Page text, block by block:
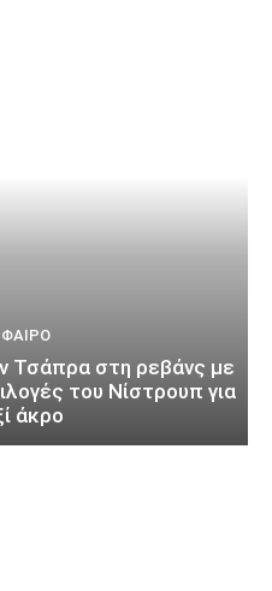
Τσάπρα στη ρεβάνς με
του Νίστρουπ για
άκρο